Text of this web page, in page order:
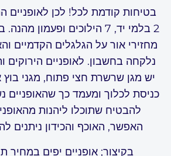
בטיחות קודמת לכל! לכן לאופניים
2 בלמי יד, 7 הילוכים ופעמון
מחזירי אור על הגלגלים הקדמיים
יש מגן שרשרת חצי פתוח, מגני בוץ
כניסת לכלוך ומעמד כך שהאופניים
להבטיח שתוכלו ליהנות
האפשר, האוכף והכידון ניתנים
בקיצור; אופניים יפים במחיר